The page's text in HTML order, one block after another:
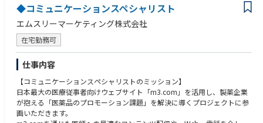
の最適化など）を行い、コスト抑制と安定稼働に貢献
【期待する役割】
・グローバルとローカルの架け橋：グローバル組織と対等にコミュニケー
ションを図り、日本市場の要求仕様を通すと同時に、国内社員への適切な
教育と支援を行い、製品ライフサイクルマネジメント業務を牽引する。
・サポート・エスカレーション体制の早期確立：国内のアプリケーション
サポート最終責任者として、困難なトラブルシューティングの仕組み化を
行い、グローバルと連携した迅速な解決体制を構築する。
・ビジネスへの貢献：サイエンティストとしての知見をバックボーンに持
ちながらも、コスト抑制、クロスセル・アップセルの機会創出など、経営
＜特に優遇する条件＞
・質量分析装置のプロダクトマネジメント、学術サポート、または開発・
設計の経験
・医療機器・体外診断用医薬品（IVD）の日本国内への上市（ローンチ）
サポート・マーケティング経験
■求める人物像
・オーナーシップと自律性：前例のない課題に対しても、自発的に情報を
集め、仮説を立てて自走できる方
・ステークホルダーマネジメント：営業、サービスエンジニア、アプリケ
◆コミュニケーションスペシャリスト
エムスリーマーケティング株式会社
在宅勤務可
仕事内容
【コミュニケーションスペシャリストのミッション】
日本最大の医療従事者向けウェブサイト「m3.com」を活用し、製薬企業
が抱える「医薬品のプロモーション課題」を解決に導くプロジェクトに参
画いただきます。